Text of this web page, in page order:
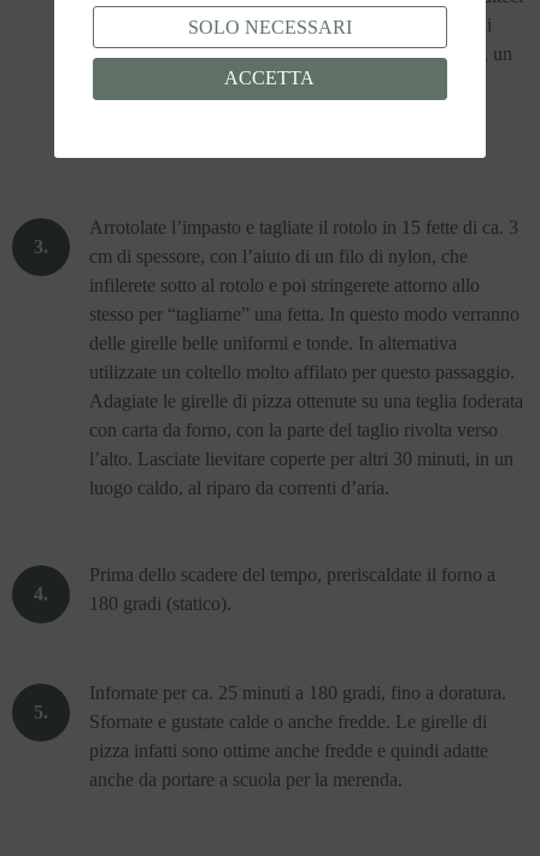
poi la mozzarella (volendo anche solo su una parte di
impasto), poi condite un terzo con il prosciutto cotto, un
terzo con qualche foglia di basilico e un terzo con le
Arrotolate l’impasto e tagliate il rotolo in 15 fette di ca. 3
cm di spessore, con l’aiuto di un filo di nylon, che
infilerete sotto al rotolo e poi stringerete attorno allo
stesso per “tagliarne” una fetta. In questo modo verranno
delle girelle belle uniformi e tonde. In alternativa
utilizzate un coltello molto affilato per questo passaggio.
Adagiate le girelle di pizza ottenute su una teglia foderata
con carta da forno, con la parte del taglio rivolta verso
l’alto. Lasciate lievitare coperte per altri 30 minuti, in un
luogo caldo, al riparo da correnti d’aria.
Prima dello scadere del tempo, preriscaldate il forno a
180 gradi (statico).
Infornate per ca. 25 minuti a 180 gradi, fino a doratura.
Sfornate e gustate calde o anche fredde. Le girelle di
pizza infatti sono ottime anche fredde e quindi adatte
anche da portare a scuola per la merenda.
SOLO NECESSARI
ACCETTA